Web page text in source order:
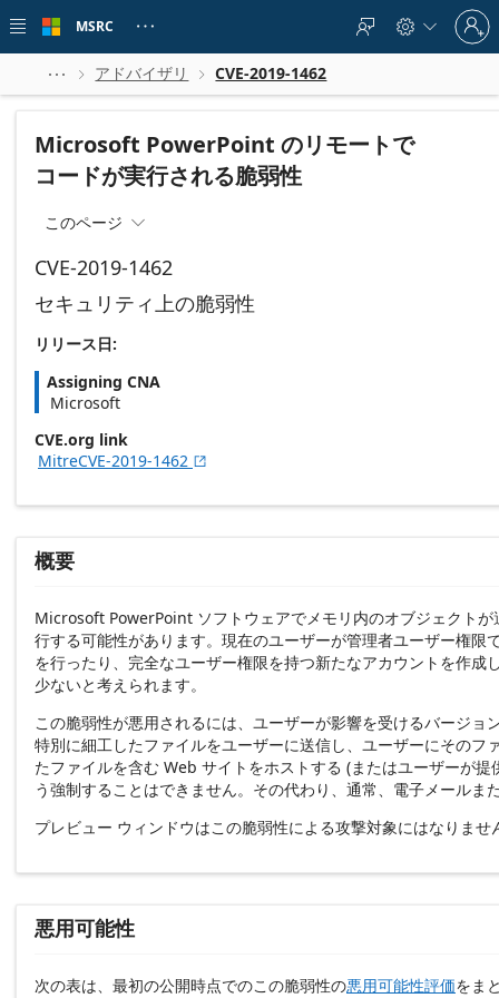
 main
MSRC    
Sign
in
to
account
  アドバイザリ  CVE-2019-1462
Microsoft PowerPoint のリモートで
コードが実行される脆弱性
このページ 
CVE-2019-1462
セキュリティ上の脆弱性
リリース日:
Assigning CNA
Microsoft
CVE.org link
MitreCVE-2019-1462 
概要
Microsoft PowerPoint ソフトウェアでメモリ内のオブジェクト
行する可能性があります。現在のユーザーが管理者ユーザー権
を行ったり、完全なユーザー権限を持つ新たなアカウントを作
少ないと考えられます。
この脆弱性が悪用されるには、ユーザーが影響を受けるバージ
特別に細工したファイルをユーザーに送信し、ユーザーにその
たファイルを含む Web サイトをホストする (またはユーザーが
う強制することはできません。その代わり、通常、電子メール
プレビュー ウィンドウはこの脆弱性による攻撃対象にはなりま
悪用可能性
次の表は、最初の公開時点でのこの脆弱性の悪用可能性評価をま